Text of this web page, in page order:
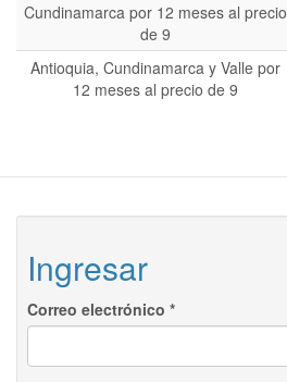
Cundinamarca por 12 meses al precio
de 9
Antioquia, Cundinamarca y Valle por
12 meses al precio de 9
Ingresar
Correo electrónico *